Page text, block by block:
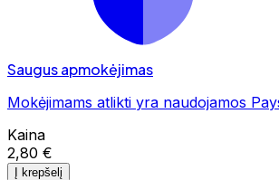
Saugus apmokėjimas
Mokėjimams atlikti yra naudojamos
Kaina
2,80 €
Į krepšelį